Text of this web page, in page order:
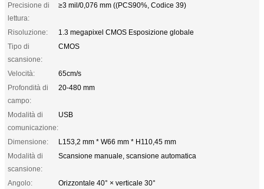
Precisione di
lettura:
≥3 mil/0,076 mm ((PCS90%, Codice 39)
Risoluzione:
1.3 megapixel CMOS Esposizione globale
Tipo di
scansione:
CMOS
Velocità:
65cm/s
Profondità di
campo:
20-480 mm
Modalità di
comunicazione:
USB
Dimensione:
L153,2 mm * W66 mm * H110,45 mm
Modalità di
scansione:
Scansione manuale, scansione automatica
Angolo:
Orizzontale 40° × verticale 30°